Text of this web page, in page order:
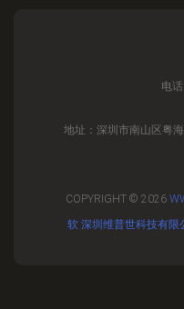
电
地址：深圳市南山区粤
COPYRIGHT © 2026
软 深圳维普世科技有限